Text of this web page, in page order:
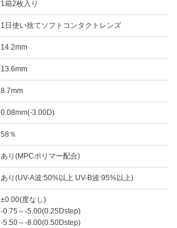
1箱2枚入り
1日使い捨てソフトコンタクトレンズ
14.2mm
13.6mm
8.7mm
0.08mm(-3.00D)
58％
あり(MPCポリマー配合)
あり(UV-A波:50%以上 UV-B波:95%以上)
±0.00(度なし)
-0.75～-5.00(0.25Dstep)
-5.50～-8.00(0.50Dstep)